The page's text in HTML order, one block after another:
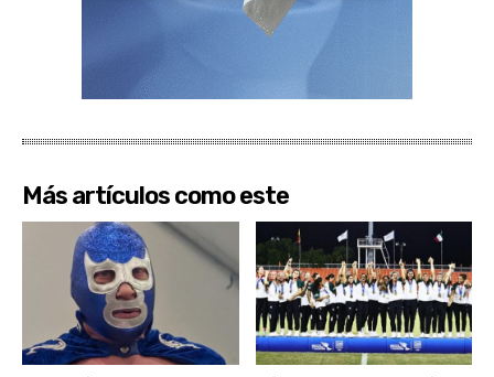
Más artículos como este